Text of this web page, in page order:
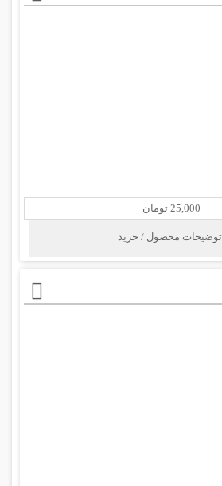
25,000 تومان
توضیحات محصول / خرید